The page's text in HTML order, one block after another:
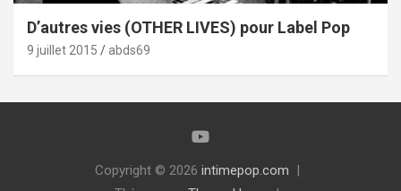
D’autres vies (OTHER LIVES) pour Label Pop
9 juillet 2015 abds69
Copyright © 2026 intimepop.com